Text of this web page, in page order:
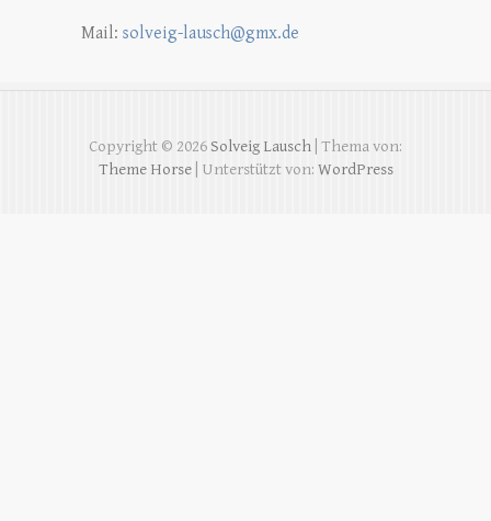
Mail: solveig-lausch@gmx.de
Copyright © 2026 Solveig Lausch | Thema von:
Theme Horse| Unterstützt von: WordPress